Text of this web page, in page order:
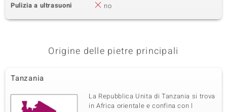
Pulizia a ultrasuoni
no
Origine delle pietre principali
Tanzania
La Repubblica Unita di Tanzania si trova
in Africa orientale e confina con l